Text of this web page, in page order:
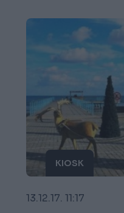
KIOSK
13.12.17. 11:17